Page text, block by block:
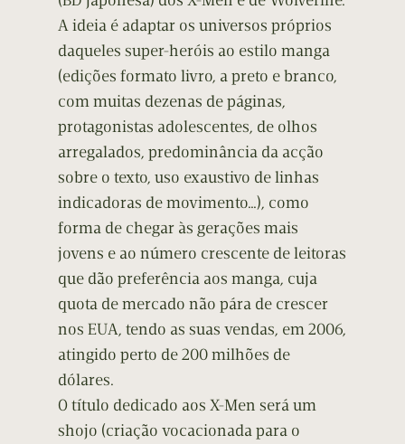
A ideia é adaptar os universos próprios
daqueles super-heróis ao estilo manga
(edições formato livro, a preto e branco,
com muitas dezenas de páginas,
protagonistas adolescentes, de olhos
arregalados, predominância da acção
sobre o texto, uso exaustivo de linhas
indicadoras de movimento…), como
forma de chegar às gerações mais
jovens e ao número crescente de leitoras
que dão preferência aos manga, cuja
quota de mercado não pára de crescer
nos EUA, tendo as suas vendas, em 2006,
atingido perto de 200 milhões de
dólares.
O título dedicado aos X-Men será um
shojo (criação vocacionada para o